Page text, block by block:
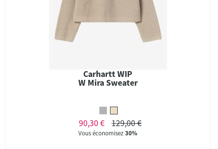
Carhartt WIP
W Mira Sweater
90,30 € 129,00 €
Vous économisez30%